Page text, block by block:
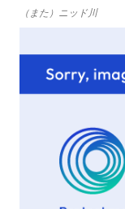
（また）ニッド川